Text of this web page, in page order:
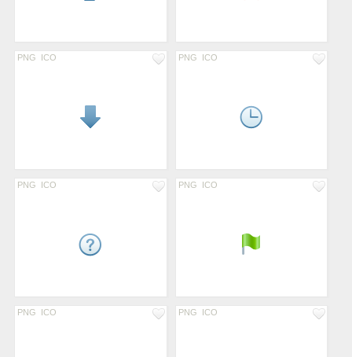
PNG ICO PNG ICO
PNG ICO PNG ICO
PNG ICO PNG ICO